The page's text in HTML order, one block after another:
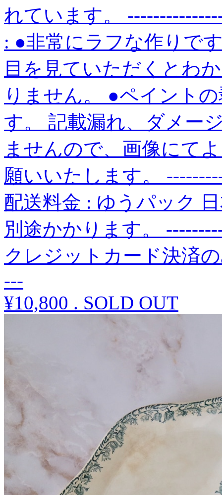
れています。
: ●非常にラフな作りで
目を見ていただくとわ
りません。 ●ペイント
す。 記載漏れ、ダメー
ませんので、画像にて
願いいたします。
配送料金 : ゆうパック
別途かかります。
クレジットカード決済
---
¥10,800 . SOLD OUT